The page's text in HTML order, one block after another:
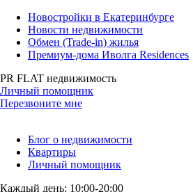
Новостройки в Екатеринбурге
Новости недвижимости
Обмен (Trade-in) жилья
Премиум-дома Иволга Residences
PR FLAT недвижимость
Личный помощник
Перезвоните мне
Блог о недвижимости
Квартиры
Личный помощник
Каждый день: 10:00-20:00